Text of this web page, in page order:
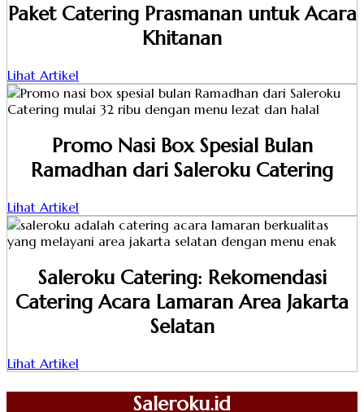
Paket Catering Prasmanan untuk Acara
Khitanan
Lihat Artikel
Promo Nasi Box Spesial Bulan
Ramadhan dari Saleroku Catering
Lihat Artikel
Saleroku Catering: Rekomendasi
Catering Acara Lamaran Area Jakarta
Selatan
Lihat Artikel
Saleroku.id